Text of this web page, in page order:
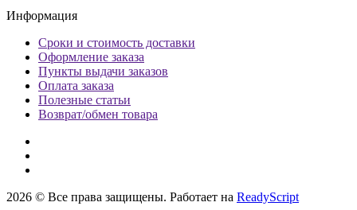
Информация
Сроки и стоимость доставки
Оформление заказа
Пункты выдачи заказов
Оплата заказа
Полезные статьи
Возврат/обмен товара
2026 © Все права защищены. Работает на ReadyScript